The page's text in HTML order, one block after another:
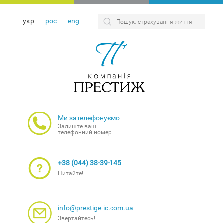
укр рос eng
Ми зателефонуємо
Залиште ваш
телефонний номер
+38 (044) 38-39-145
Питайте!
info@prestige-ic.com.ua
Звертайтесь!